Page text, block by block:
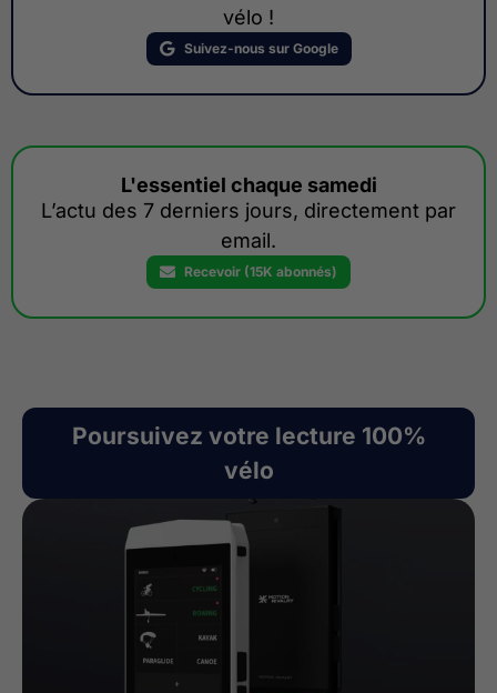
vélo !
Suivez-nous sur Google
L'essentiel chaque samedi
L’actu des 7 derniers jours, directement par
email.
Recevoir (15K abonnés)
Poursuivez votre lecture 100%
vélo